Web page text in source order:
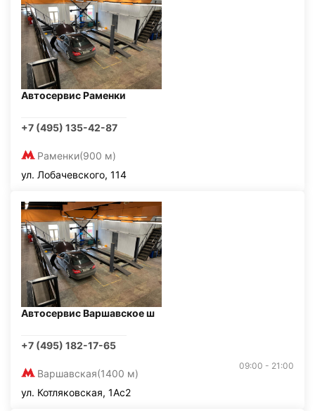
Автосервис Раменки
+7 (495) 135-42-87
Раменки(900 м)
ул. Лобачевского, 114
Автосервис Варшавское ш
+7 (495) 182-17-65
Варшавская(1400 м)
09:00 - 21:00
ул. Котляковская, 1Ас2